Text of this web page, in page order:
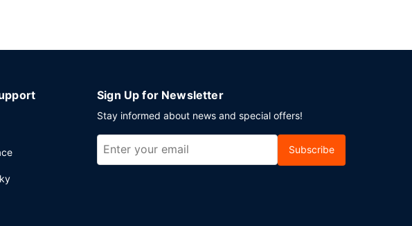
Sign Up for Newsletter
Stay informed about news and special offers!
Subscribe